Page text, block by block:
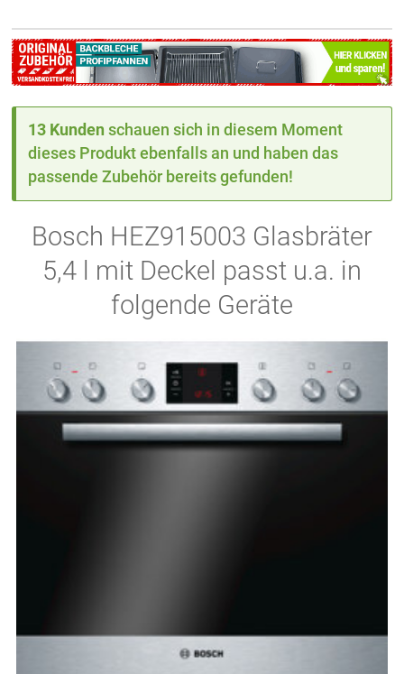
13 Kunden schauen sich in diesem Moment
dieses Produkt ebenfalls an und haben das
passende Zubehör bereits gefunden!
Bosch HEZ915003 Glasbräter
5,4 l mit Deckel passt u.a. in
folgende Geräte